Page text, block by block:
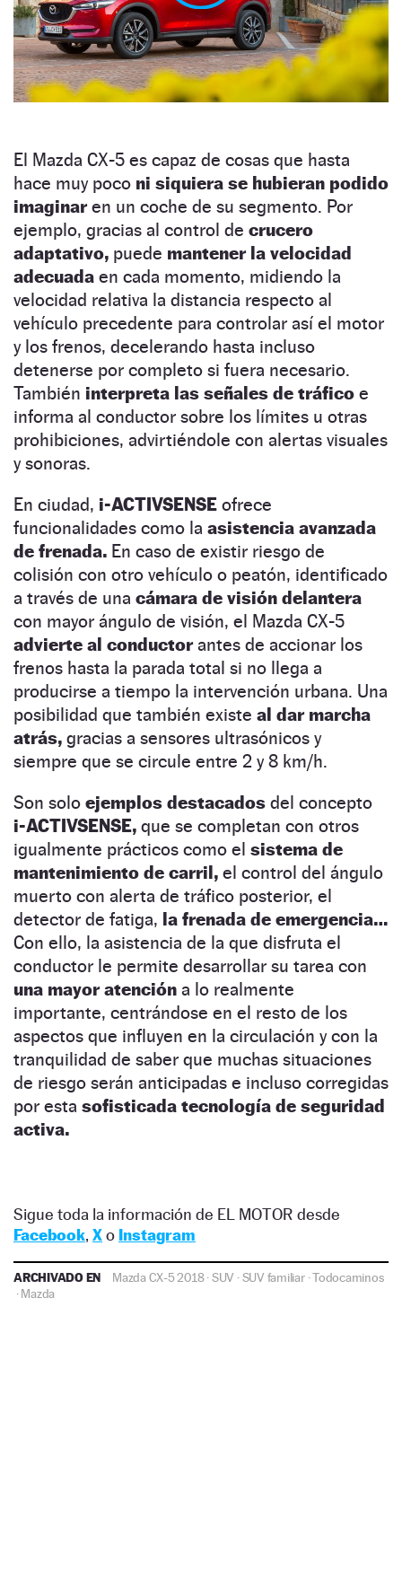
El Mazda CX-5 es capaz de cosas que hasta
hace muy poco ni siquiera se hubieran podido
imaginaren un coche de su segmento. Por
ejemplo, gracias al control de crucero
adaptativo, puede mantener la velocidad
adecuada en cada momento, midiendo la
velocidad relativa la distancia respecto al
vehículo precedente para controlar así el motor
y los frenos, decelerando hasta incluso
detenerse por completo si fuera necesario.
También interpreta las señales de tráfico e
informa al conductor sobre los límites u otras
prohibiciones, advirtiéndole con alertas visuales
y sonoras.
En ciudad, i-ACTIVSENSE ofrece
funcionalidades como la asistencia avanzada
de frenada. En caso de existir riesgo de
colisión con otro vehículo o peatón, identificado
a través de una cámara de visión delantera
con mayor ángulo de visión, el Mazda CX-5
advierte al conductorantes de accionar los
frenos hasta la parada total si no llega a
producirse a tiempo la intervención urbana. Una
posibilidad que también existe al dar marcha
atrás, gracias a sensores ultrasónicos y
siempre que se circule entre 2 y 8 km/h.
Son solo ejemplos destacados del concepto
i-ACTIVSENSE, que se completan con otros
igualmente prácticos como el sistema de
mantenimiento de carril, el control del ángulo
muerto con alerta de tráfico posterior, el
detector de fatiga, la frenada de emergencia…
Con ello, la asistencia de la que disfruta el
conductor le permite desarrollar su tarea con
una mayor atención a lo realmente
importante, centrándose en el resto de los
aspectos que influyen en la circulación y con la
tranquilidad de saber que muchas situaciones
de riesgo serán anticipadas e incluso corregidas
por esta sofisticada tecnología de seguridad
activa.
Sigue toda la información de EL MOTOR desde
Facebook, Xo Instagram
ARCHIVADO EN Mazda CX-5 2018·SUV ·SUV familiar·Todocaminos
·Mazda